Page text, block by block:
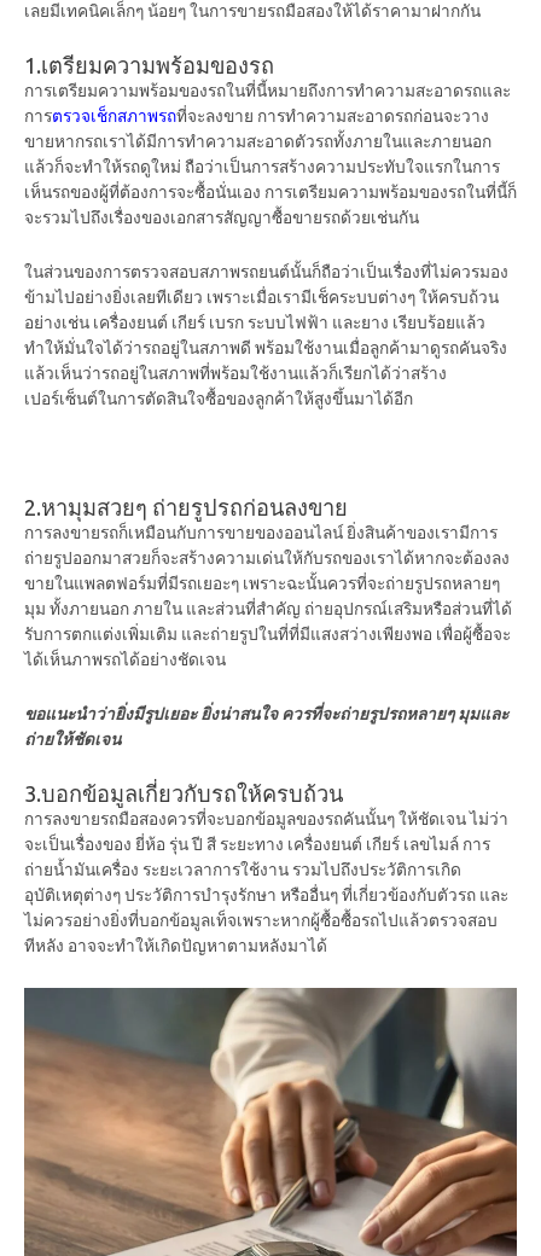
เลยมีเทคนิคเล็กๆ น้อยๆ ในการขายรถมือสองให้ได้ราคามาฝากกัน
1.เตรียมความพร้อมของรถ
การเตรียมความพร้อมของรถในที่นี้หมายถึงการทำความสะอาดรถและ
การตรวจเช็กสภาพรถที่จะลงขาย การทำความสะอาดรถก่อนจะวาง
ขายหากรถเราได้มีการทำความสะอาดตัวรถทั้งภายในและภายนอก
แล้วก็จะทำให้รถดูใหม่ ถือว่าเป็นการสร้างความประทับใจแรกในการ
เห็นรถของผู้ที่ต้องการจะซื้อนั่นเอง การเตรียมความพร้อมของรถในที่นี้ก็
จะรวมไปถึงเรื่องของเอกสารสัญญาซื้อขายรถด้วยเช่นกัน
ในส่วนของการตรวจสอบสภาพรถยนต์นั้นก็ถือว่าเป็นเรื่องที่ไม่ควรมอง
ข้ามไปอย่างยิ่งเลยทีเดียว เพราะเมื่อเรามีเช็คระบบต่างๆ ให้ครบถ้วน
อย่างเช่น เครื่องยนต์ เกียร์ เบรก ระบบไฟฟ้า และยาง เรียบร้อยแล้ว
ทำให้มั่นใจได้ว่ารถอยู่ในสภาพดี พร้อมใช้งานเมื่อลูกค้ามาดูรถคันจริง
แล้วเห็นว่ารถอยู่ในสภาพที่พร้อมใช้งานแล้วก็เรียกได้ว่าสร้าง
เปอร์เซ็นต์ในการตัดสินใจซื้อของลูกค้าให้สูงขึ้นมาได้อีก
2.หามุมสวยๆ ถ่ายรูปรถก่อนลงขาย
การลงขายรถก็เหมือนกับการขายของออนไลน์ ยิ่งสินค้าของเรามีการ
ถ่ายรูปออกมาสวยก็จะสร้างความเด่นให้กับรถของเราได้หากจะต้องลง
ขายในแพลตฟอร์มที่มีรถเยอะๆ เพราะฉะนั้นควรที่จะถ่ายรูปรถหลายๆ
มุม ทั้งภายนอก ภายใน และส่วนที่สำคัญ ถ่ายอุปกรณ์เสริมหรือส่วนที่ได้
รับการตกแต่งเพิ่มเติม และถ่ายรูปในที่ที่มีแสงสว่างเพียงพอ เพื่อผู้ซื้อจะ
ได้เห็นภาพรถได้อย่างชัดเจน
ขอแนะนำว่ายิ่งมีรูปเยอะ ยิ่งน่าสนใจ ควรที่จะถ่ายรูปรถหลายๆ มุมและ
ถ่ายให้ชัดเจน
3.บอกข้อมูลเกี่ยวกับรถให้ครบถ้วน
การลงขายรถมือสองควรที่จะบอกข้อมูลของรถคันนั้นๆ ให้ชัดเจน ไม่ว่า
จะเป็นเรื่องของ ยี่ห้อ รุ่น ปี สี ระยะทาง เครื่องยนต์ เกียร์ เลขไมล์ การ
ถ่ายน้ำมันเครื่อง ระยะเวลาการใช้งาน รวมไปถึงประวัติการเกิด
อุบัติเหตุต่างๆ ประวัติการบำรุงรักษา หรืออื่นๆ ที่เกี่ยวข้องกับตัวรถ และ
ไม่ควรอย่างยิ่งที่บอกข้อมูลเท็จเพราะหากผู้ซื้อซื้อรถไปแล้วตรวจสอบ
ทีหลัง อาจจะทำให้เกิดปัญหาตามหลังมาได้